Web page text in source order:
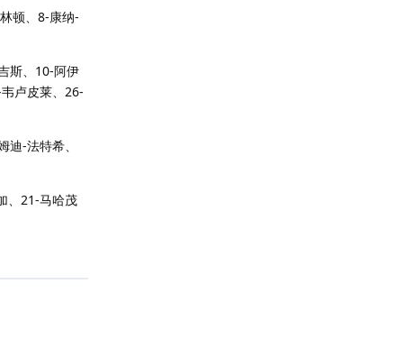
顿、8-康纳-
斯、10-阿伊
卢皮莱、26-
-法特希、
、21-马哈茂